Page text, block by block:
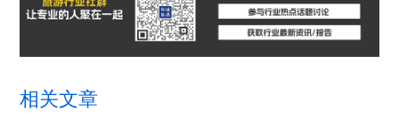
相关文章